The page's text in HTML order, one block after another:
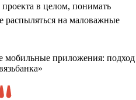
проекта в целом, понимать
распыляться на маловажные